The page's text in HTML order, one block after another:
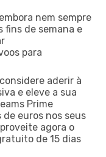
nem sempre
fins de semana e
para
aderir à
e eleve a sua
Prime
euros nos seus
agora o
de 15 dias